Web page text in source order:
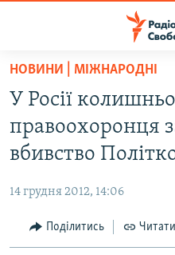
Перейти
основного
матеріалу
Перейти
до
основної
навігації
Перейти
до
СТАТТІ
ЕКОНОМІКА
СУСПІЛЬСТВО
РОСІЙСЬКА «ФІЛЬТРАЦІЯ»
ДОНБАС.РЕАЛІЇ
НОВИНИ | МІЖНАРОДНІ
У Росії
правоохоронця
вбивство
14 грудня 2012, 14:06
Поділитись